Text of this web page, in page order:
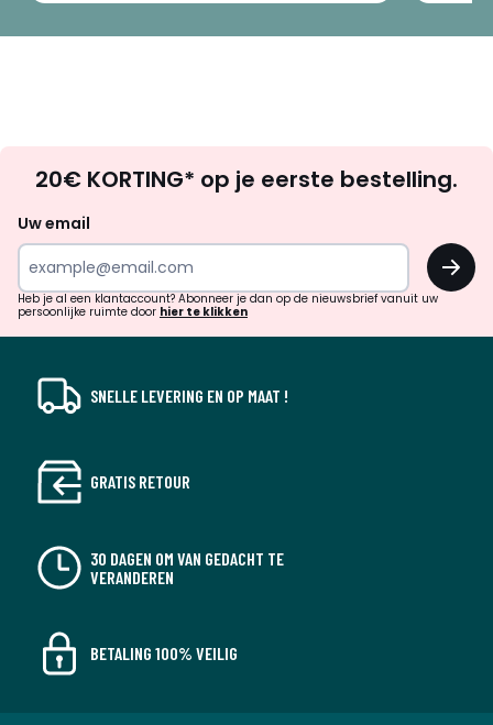
zoek
inspiratie
verrassingen?
20€ KORTING* op je eerste bestelling.
Uw email
OK
Heb je al een klantaccount? Abonneer je dan op de nieuwsbrief vanuit uw
persoonlijke ruimte door hier te klikken
SNELLE LEVERING EN OP MAAT !
GRATIS RETOUR
30 DAGEN OM VAN GEDACHT TE
VERANDEREN
BETALING 100% VEILIG